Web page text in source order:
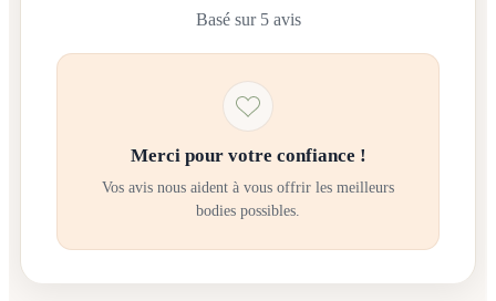
Basé sur 5 avis
Merci pour votre confiance !
Vos avis nous aident à vous offrir les meilleurs
bodies possibles.